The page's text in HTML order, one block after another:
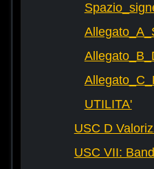
UTILITA'
USC D
USC VII: